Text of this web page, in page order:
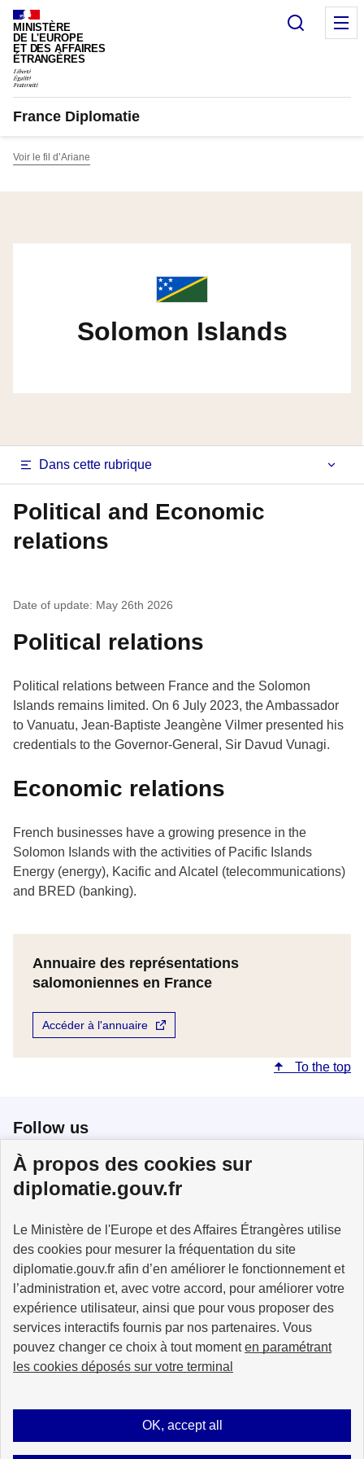
Cookies management panel
À propos des cookies sur
diplomatie.gouv.fr
Le Ministère de l'Europe et des Affaires Étrangères utilise
des cookies pour mesurer la fréquentation du site
diplomatie.gouv.fr afin d’en améliorer le fonctionnement et
l’administration et, avec votre accord, pour améliorer votre
expérience utilisateur, ainsi que pour vous proposer des
services interactifs fournis par nos partenaires. Vous
pouvez changer ce choix à tout momenten paramétrant
les cookies déposés sur votre terminal
OK, accept all
MINISTÈRE
DE L'EUROPE
ET DES AFFAIRES
ÉTRANGÈRES
Search
France Diplomatie
Voir le fil d’Ariane
Solomon Islands
Navigation
latérale
fiche
pays
Dans cette rubrique
Political and Economic
relations
Date of update: May 26th 2026
Political relations
Political relations between France and the Solomon
Islands remains limited. On 6 July 2023, the Ambassador
to Vanuatu, Jean-Baptiste Jeangène Vilmer presented his
credentials to the Governor-General, Sir Davud Vunagi.
Economic relations
French businesses have a growing presence in the
Solomon Islands with the activities of Pacific Islands
Energy (energy), Kacific and Alcatel (telecommunications)
and BRED (banking).
Annuaire des représentations
salomoniennes en France
Accéder à l'annuaire
To the top
Follow us
Follow us on XFollow us on Facebook
Follow us on Instagram
MINISTÈRE
DE L'EUROPE
ET DES AFFAIRES
ÉTRANGÈRES
info.gouv.fr service-public.fr
legifrance.gouv.fr data.gouv.fr